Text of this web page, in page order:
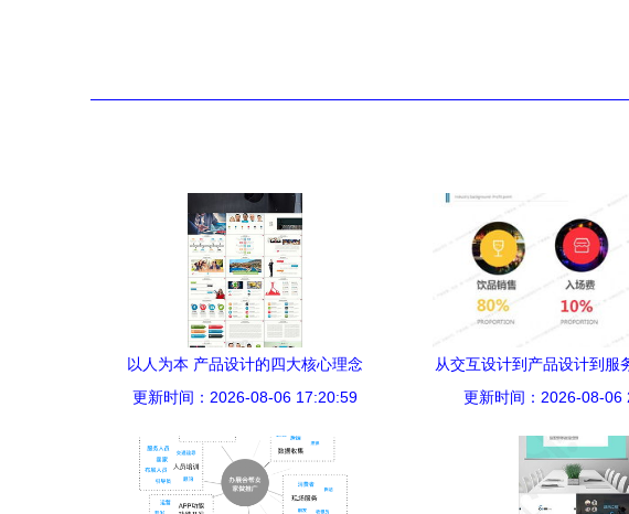
以人为本 产品设计的四大核心理念
更新时间：2026-08-06 17:20:59
从交互设计到产品设计到服
何发生
更新时间：2026-08-06